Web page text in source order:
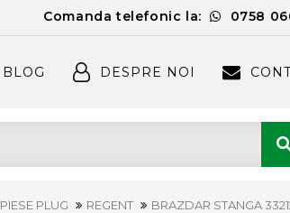
Comanda telefonic la: 0758
BLOG DESPRE NOI
PIESE PLUG REGENT BRAZDAR STANGA